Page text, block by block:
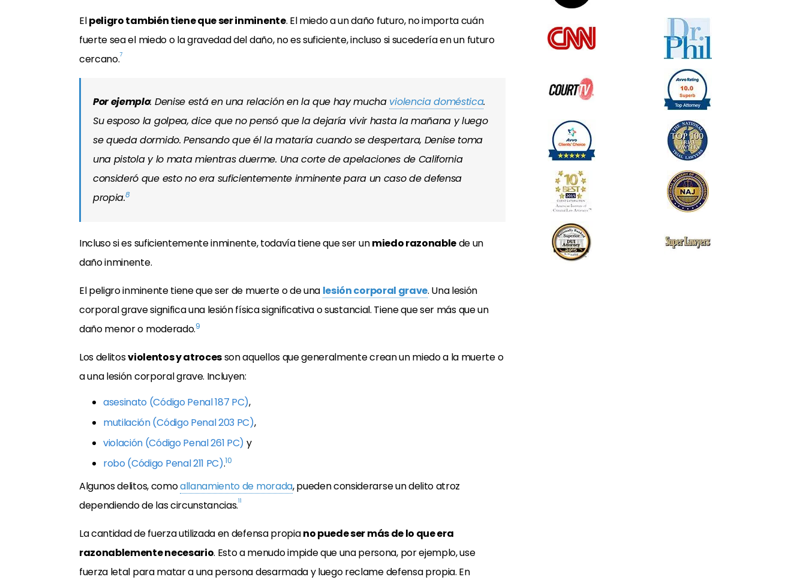
Elpeligro también tiene que ser inminente. El miedo a un daño futuro, no importa cuán
fuerte sea el miedo o la gravedad del daño, no es suficiente, incluso si sucedería en un futuro
cercano.7
Por ejemplo: Denise está en una relación en la que hay mucha violencia doméstica.
Su esposo la golpea, dice que no pensó que la dejaría vivir hasta la mañana y luego
se queda dormido. Pensando que él la mataría cuando se despertara, Denise toma
una pistola y lo mata mientras duerme. Una corte de apelaciones de California
consideró que esto no era suficientemente inminente para un caso de defensa
propia.8
Incluso si es suficientemente inminente, todavía tiene que ser unmiedo razonablede un
daño inminente.
El peligro inminente tiene que ser de muerte o de una lesión corporal grave. Una lesión
corporal grave significa una lesión física significativa o sustancial. Tiene que ser más que un
daño menor o moderado.9
Los delitosviolentos y atrocesson aquellos que generalmente crean un miedo a la muerte o
a una lesión corporal grave. Incluyen:
asesinato (Código Penal 187 PC),
mutilación (Código Penal 203 PC),
violación (Código Penal 261 PC) y
robo (Código Penal 211 PC).10
Algunos delitos, comoallanamiento de morada, pueden considerarse un delito atroz
dependiendo de las circunstancias.11
La cantidad de fuerza utilizada en defensa propiano puede ser más de lo que era
razonablemente necesario. Esto a menudo impide que una persona, por ejemplo, use
fuerza letal para matar a una persona desarmada y luego reclame defensa propia. En